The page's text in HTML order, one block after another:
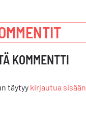
KOMMENTTI
täytyy kirjautua sisään